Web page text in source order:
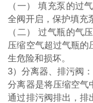
（一） 填充泵的过
全阀开启，保护填充
（二） 过气瓶的气
压缩空气超过气瓶的
生危险和损坏。
3）分离器、排污阀：
分离器是将压缩空气
通过排污阀排出，排